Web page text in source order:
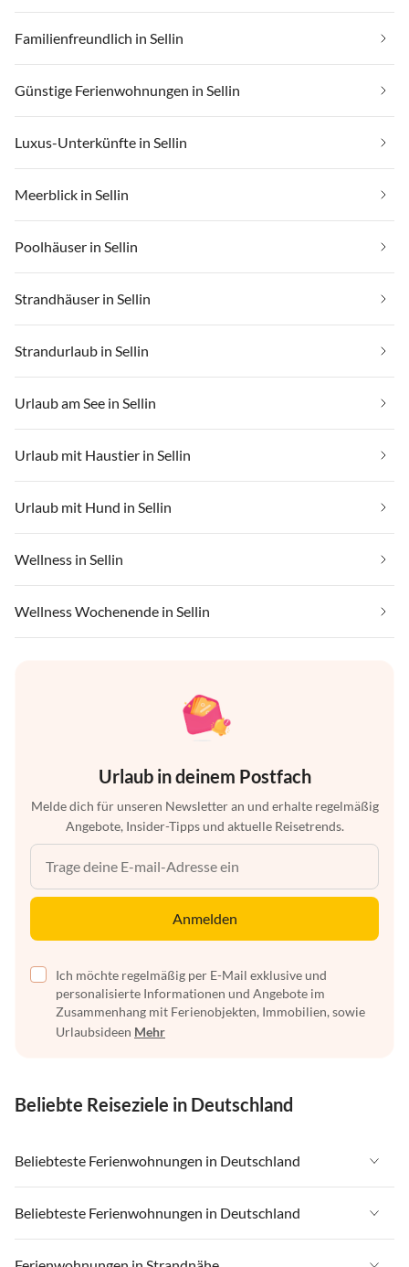
Familienfreundlich in Sellin
Günstige Ferienwohnungen in Sellin
Luxus-Unterkünfte in Sellin
Meerblick in Sellin
Poolhäuser in Sellin
Strandhäuser in Sellin
Strandurlaub in Sellin
Urlaub am See in Sellin
Urlaub mit Haustier in Sellin
Urlaub mit Hund in Sellin
Wellness in Sellin
Wellness Wochenende in Sellin
Urlaub in deinem Postfach
Melde dich für unseren Newsletter an und erhalte regelmäßig
Angebote, Insider-Tipps und aktuelle Reisetrends.
Anmelden
Ich möchte regelmäßig per E-Mail exklusive und
personalisierte Informationen und Angebote im
Zusammenhang mit Ferienobjekten, Immobilien, sowie
Urlaubsideen Mehr
Beliebte Reiseziele in Deutschland
Beliebteste Ferienwohnungen in Deutschland
Ferienwohnungen in Deutschland
Ferienwohnungen in Ostsee
Beliebteste Ferienwohnungen in Deutschland
Ferienwohnungen in Deutschland